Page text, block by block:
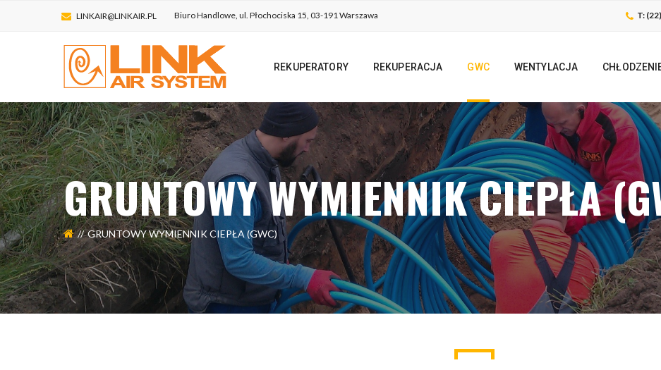
LINKAIR@LINKAIR.PL Biuro Handlowe, ul. Płochociska 15, 03-191 Warszawa T:
REKUPERATORY REKUPERACJA GWC WENTYLACJA
GRUNTOWY WYMIENNIK CIEPŁA
GRUNTOWY WYMIENNIK CIEPŁA (GWC)